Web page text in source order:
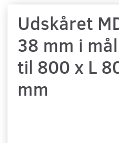
Udskåret
38 mm i
til 800 x L
mm